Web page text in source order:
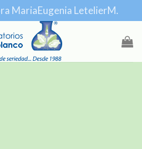
MariaEugenia LetelierM.